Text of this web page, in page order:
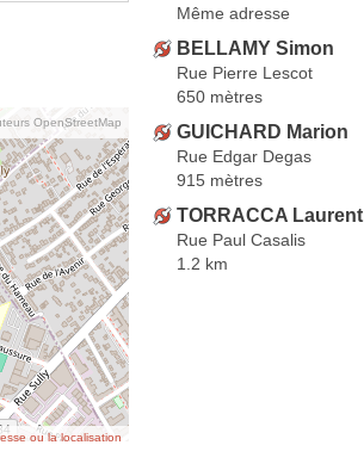
OpenStreetMap
ou la localisation
Même adresse
BELLAMY Simon
Rue Pierre Lescot
650 mètres
GUICHARD Marion
Rue Edgar Degas
915 mètres
TORRACCA Laurent
Rue Paul Casalis
1.2 km